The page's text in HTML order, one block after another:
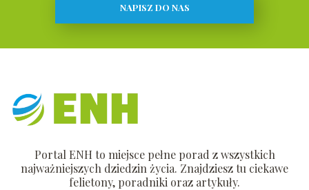
NAPISZ DO NAS
Portal ENH to miejsce pełne porad z wszystkich
najważniejszych dziedzin życia. Znajdziesz tu ciekawe
felietony, poradniki oraz artykuły.